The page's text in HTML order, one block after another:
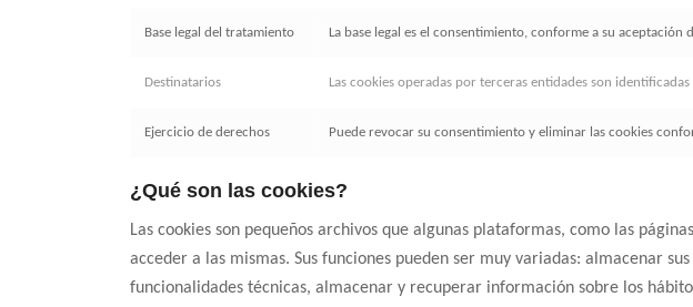
Base legal del tratamiento La base legal es el consentimiento, conforme a su aceptación
Destinatarios Las cookies operadas por terceras entidades son
Ejercicio de derechos Puede revocar su consentimiento y eliminar las cookies
¿Qué son las cookies?
Las cookies son pequeños archivos que algunas plataformas, como las
acceder a las mismas. Sus funciones pueden ser muy variadas: almacenar
funcionalidades técnicas, almacenar y recuperar información sobre los